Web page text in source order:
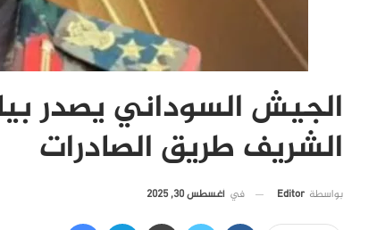
الجيش السوداني يصدر
الشريف طريق الصادرات
بواسطة Editor في أغسطس 30, 2025